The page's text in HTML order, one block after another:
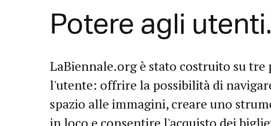
Potere agli utenti.
LaBiennale.org è stato costruito su
l'utente: offrire la possibilità di
spazio alle immagini, creare uno
in loco e consentire l'acquisto dei